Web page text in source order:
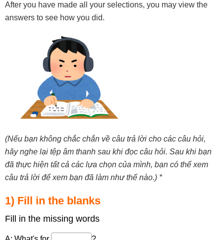
After you have made all your selections, you may view the
answers to see how you did.
(Nếu bạn không chắc chắn về câu trả lời cho các câu hỏi,
hãy nghe lại tệp âm thanh sau khi đọc câu hỏi. Sau khi bạn
đã thực hiện tất cả các lựa chọn của mình, bạn có thể xem
câu trả lời để xem bạn đã làm như thế nào.) *
1) Fill in the blanks